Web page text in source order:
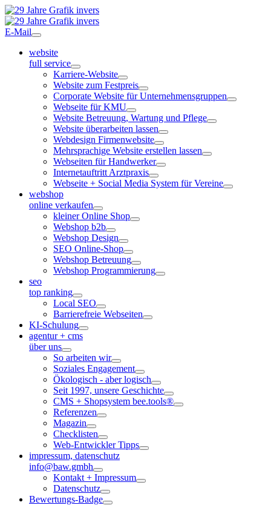
E-Mail
website
full service
Karriere-Website
Website zum Festpreis
Corporate Website für Unternehmensgruppen
Webseite für KMU
Website Betreuung, Wartung und Pflege
Website überarbeiten lassen
Webdesign Firmenwebsite
Mehrsprachige Website erstellen lassen
Webseiten für Handwerker
Internetauftritt Arztpraxis
Webseite + Social Media System für Vereine
webshop
online verkaufen
kleiner Online Shop
Webshop b2b
Webshop Design
SEO Online-Shop
Webshop Betreuung
Webshop Programmierung
seo
top ranking
Local SEO
Barrierefreie Webseiten
KI-Schulung
agentur + cms
über uns
So arbeiten wir
Soziales Engagement
Ökologisch - aber logisch
Seit 1997, unsere Geschichte
CMS + Shopsystem bee.tools®
Referenzen
Magazin
Checklisten
Web-Entwickler Tipps
impressum, datenschutz
info@baw.gmbh
Kontakt + Impressum
Datenschutz
Bewertungs-Badge